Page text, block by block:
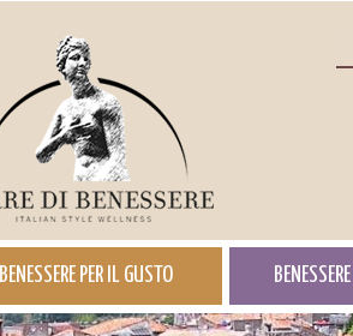
BENESSERE PER IL GUSTO